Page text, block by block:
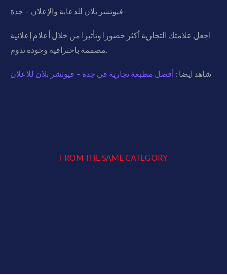
فيوتشر بلان للدعاية والإعلان – جدة
اجعل علامتك التجارية أكثر حضورا وتأثيرا من خلال أعلام إعلانية
مصممة باحترافية وجودة تدوم.
شاهد ايضا : أفضل مطبعة تجارية في جدة – فيوتشر بلان للاعلان
FROM THE SAME CATEGORY